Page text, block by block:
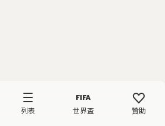
列表 世界盃 贊助